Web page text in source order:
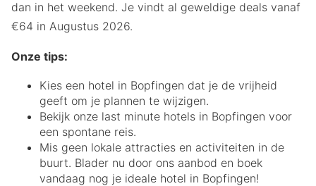
dan in het weekend. Je vindt al geweldige deals vanaf
€64 in Augustus 2026.
Onze tips:
Kies een hotel in Bopfingen dat je de vrijheid
geeft om je plannen te wijzigen.
Bekijk onze last minute hotels in Bopfingen voor
een spontane reis.
Mis geen lokale attracties en activiteiten in de
buurt. Blader nu door ons aanbod en boek
vandaag nog je ideale hotel in Bopfingen!